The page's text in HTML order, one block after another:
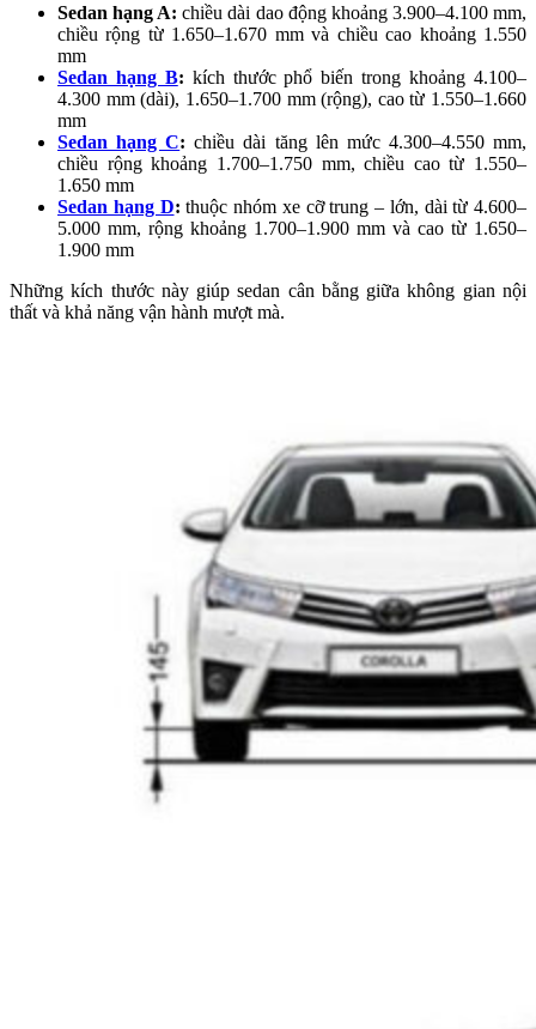
Sedan hạng A: chiều dài dao động khoảng 3.900–4.100 mm,
chiều rộng từ 1.650–1.670 mm và chiều cao khoảng 1.550
mm
Sedan hạng B: kích thước phổ biến trong khoảng 4.100–
4.300 mm (dài), 1.650–1.700 mm (rộng), cao từ 1.550–1.660
mm
Sedan hạng C: chiều dài tăng lên mức 4.300–4.550 mm,
chiều rộng khoảng 1.700–1.750 mm, chiều cao từ 1.550–
1.650 mm
Sedan hạng D: thuộc nhóm xe cỡ trung – lớn, dài từ 4.600–
5.000 mm, rộng khoảng 1.700–1.900 mm và cao từ 1.650–
1.900 mm
Những kích thước này giúp sedan cân bằng giữa không gian nội
thất và khả năng vận hành mượt mà.